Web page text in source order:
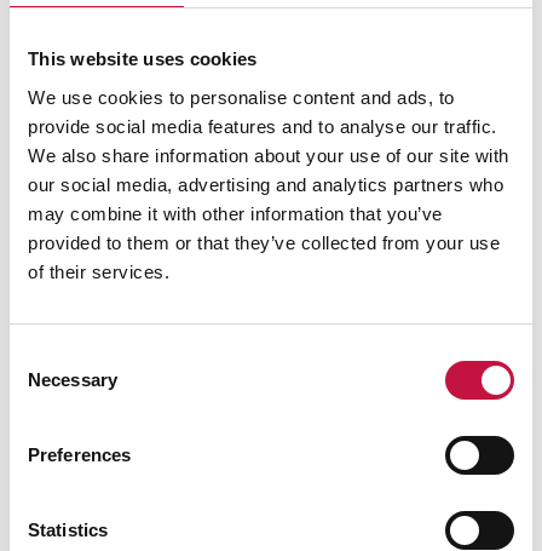
This website uses cookies
We use cookies to personalise content and ads, to
provide social media features and to analyse our traffic.
We also share information about your use of our site with
our social media, advertising and analytics partners who
may combine it with other information that you’ve
provided to them or that they’ve collected from your use
of their services.
Selection
Necessary
Preferences
Statistics
paloturvallisuus on huomioitu rakenteellisin ratkaisuin.
kunnossapidosta, kuten oksien karsimisesta sekä
talvisin lumitöistä, hiekoituksesta ja aurausviitoista on
huolehdittu.
Jätepisteen puhtaanpidosta on huolehdittu, eikä
jäteastioiden välittömässä läheisyydessä varastoida
muuta irtaimistoa.
Astian tyhjennys ei aiheuta vaaraa tai haittaa
kiinteistölle ja sen käyttäjille, jäteauton kuljettajalle tai
Toisen maanomistajan maalla sijaitsevalle
Lukittuun jätepisteeseen pääsee jätehuollon
jäteyhtiölle.
tuntumaan.